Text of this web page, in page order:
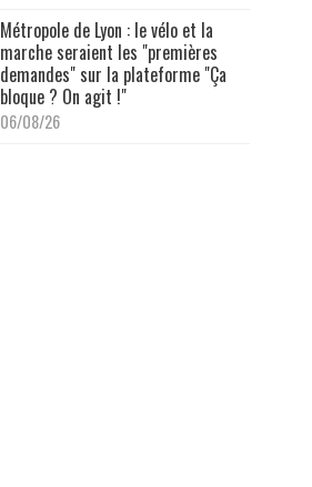
Métropole de Lyon : le vélo et la
marche seraient les "premières
demandes" sur la plateforme "Ça
bloque ? On agit !"
06/08/26